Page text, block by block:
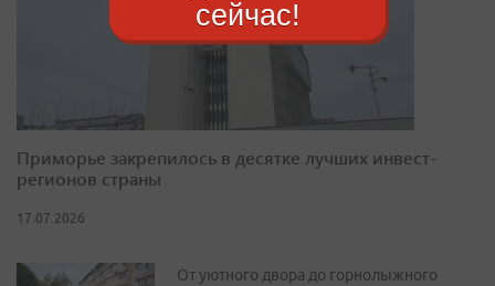
Приморье закрепилось в десятке лучших инвест-
регионов страны
17.07.2026
От уютного двора до горнолыжного
сейчас!